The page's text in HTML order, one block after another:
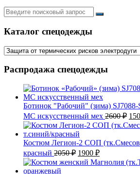
Искать:
Каталог спецодежды
Распродажа спецодежды
Ботинок "Рабочий" (зима)
МС искусственный мех 2600₽
Костюм Легион-2 СОП
красный 2050₽ Первоначальная
цена
составляла
1900 ₽Текущая
цена: